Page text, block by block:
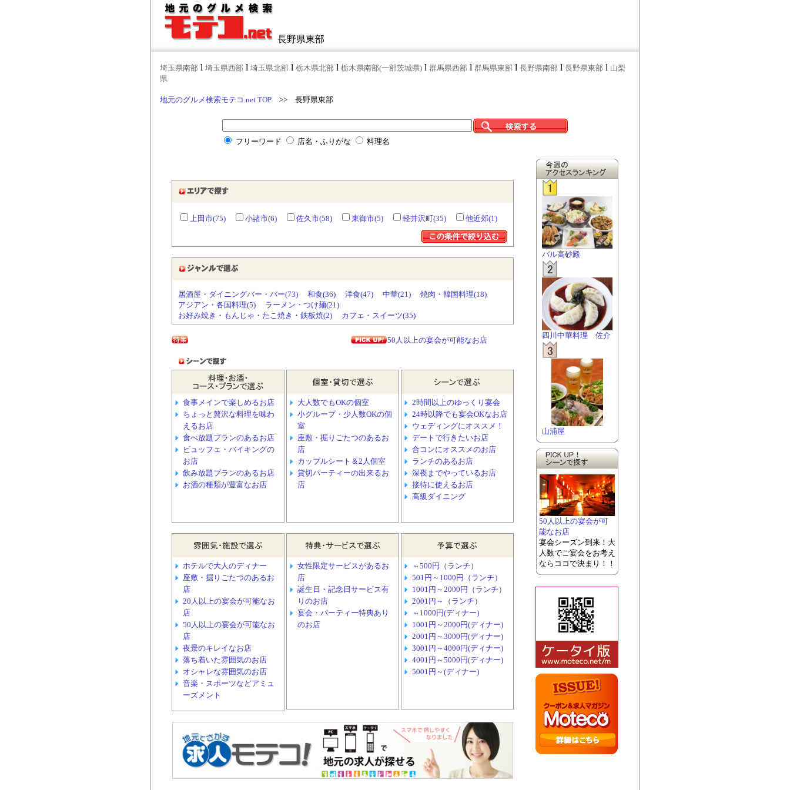
長野県東部
埼玉県南部 l 埼玉県西部 l 埼玉県北部 l 栃木県北部 l 栃木県南部(一部茨城県) l 群馬県西部 l 群馬県東部 l 長野県南部 l 長野県東部 l 山梨
県
地元のグルメ検索モテコ.net TOP >> 長野県東部
フリーワード 店名・ふりがな 料理名
上田市(75) 小諸市(6) 佐久市(58) 東御市(5) 軽井沢町(35) 他近郊(1)
居酒屋・ダイニングバー・バー(73) 和食(36) 洋食(47) 中華(21)
焼肉・韓国料理(18)
アジアン・各国料理(5)
ラーメン・つけ麺(21)
お好み焼き・もんじゃ・たこ焼き・鉄板焼(2)
カフェ・スイーツ(35)
50人以上の宴会が可能なお店
食事メインで楽しめるお店
ちょっと贅沢な料理を味わ
えるお店
食べ放題プランのあるお店
ビュッフェ・バイキングの
お店
飲み放題プランのあるお店
お酒の種類が豊富なお店
大人数でもOKの個室
小グループ・少人数OKの個
室
座敷・掘りごたつのあるお
店
カップルシート＆2人個室
貸切パーティーの出来るお
店
2時間以上のゆっくり宴会
24時以降でも宴会OKなお店
ウェディングにオススメ！
デートで行きたいお店
合コンにオススメのお店
ランチのあるお店
深夜までやっているお店
接待に使えるお店
高級ダイニング
ホテルで大人のディナー
座敷・掘りごたつのあるお
店
20人以上の宴会が可能なお
店
50人以上の宴会が可能なお
店
夜景のキレイなお店
落ち着いた雰囲気のお店
オシャレな雰囲気のお店
音楽・スポーツなどアミュ
ーズメント
女性限定サービスがあるお
店
誕生日・記念日サービス有
りのお店
宴会・パーティー特典あり
のお店
～500円（ランチ）
501円～1000円（ランチ）
1001円～2000円（ランチ）
2001円～（ランチ）
～1000円(ディナー)
1001円～2000円(ディナー)
2001円～3000円(ディナー)
3001円～4000円(ディナー)
4001円～5000円(ディナー)
5001円～(ディナー)
バル高砂殿
四川中華料理 佐介
山浦屋
50人以上の宴会が可
能なお店
宴会シーズン到来！大
人数でご宴会をお考え
ならココで決まり！！